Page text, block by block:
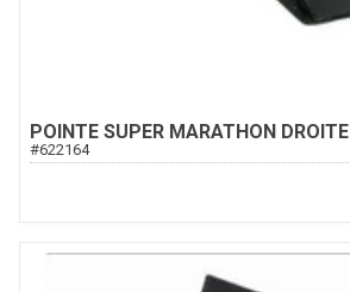
POINTE SUPER MARATHON DROITE
#622164